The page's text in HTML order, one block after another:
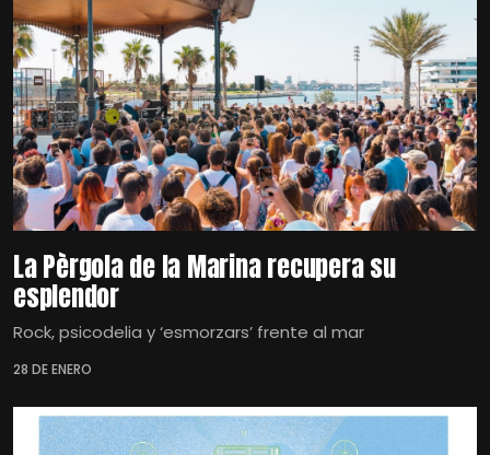
La Pèrgola de la Marina recupera su
esplendor
Rock, psicodelia y ‘esmorzars’ frente al mar
28 DE ENERO